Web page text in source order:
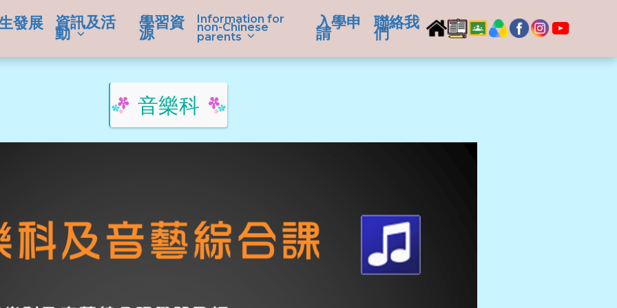
發展
學生成就
資訊及活
動
學習資
源
Information for
non-Chinese
parents
入學申
請
聯絡我
們
音樂科